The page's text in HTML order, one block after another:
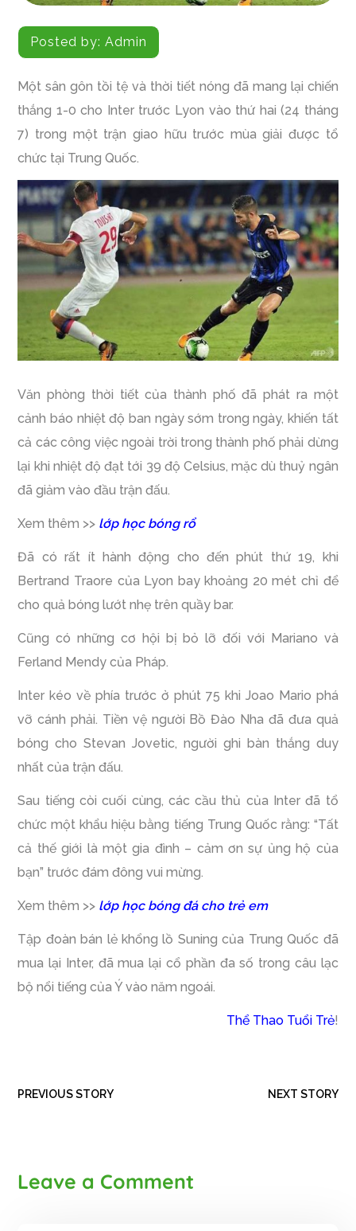
Posted by:Admin
Một sân gôn tồi tệ và thời tiết nóng đã mang lại chiến
thắng 1-0 cho Inter trước Lyon vào thứ hai (24 tháng
7) trong một trận giao hữu trước mùa giải được tổ
chức tại Trung Quốc.
Văn phòng thời tiết của thành phố đã phát ra một
cảnh báo nhiệt độ ban ngày sớm trong ngày, khiến tất
cả các công việc ngoài trời trong thành phố phải dừng
lại khi nhiệt độ đạt tới 39 độ Celsius, mặc dù thuỷ ngân
đã giảm vào đầu trận đấu.
Xem thêm >> lớp học bóng rổ
Đã có rất ít hành động cho đến phút thứ 19, khi
Bertrand Traore của Lyon bay khoảng 20 mét chỉ để
cho quả bóng lướt nhẹ trên quầy bar.
Cũng có những cơ hội bị bỏ lỡ đối với Mariano và
Ferland Mendy của Pháp.
Inter kéo về phía trước ở phút 75 khi Joao Mario phá
vỡ cánh phải. Tiền vệ người Bồ Đào Nha đã đưa quả
bóng cho Stevan Jovetic, người ghi bàn thắng duy
nhất của trận đấu.
Sau tiếng còi cuối cùng, các cầu thủ của Inter đã tổ
chức một khẩu hiệu bằng tiếng Trung Quốc rằng: “Tất
cả thế giới là một gia đình – cảm ơn sự ủng hộ của
bạn” trước đám đông vui mừng.
Xem thêm >> lớp học bóng đá cho trẻ em
Tập đoàn bán lẻ khổng lồ Suning của Trung Quốc đã
mua lại Inter, đã mua lại cổ phần đa số trong câu lạc
bộ nổi tiếng của Ý vào năm ngoái.
Thể Thao Tuổi Trẻ!
PREVIOUS STORY NEXT STORY
Leave a Comment